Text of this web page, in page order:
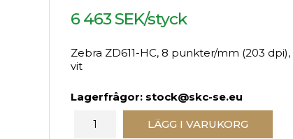
6 463 SEK/styck
Zebra ZD611-HC, 8 punkter/mm (203
vit
Lagerfrågor: stock@skc-se.eu
LÄGG I VARUKORG